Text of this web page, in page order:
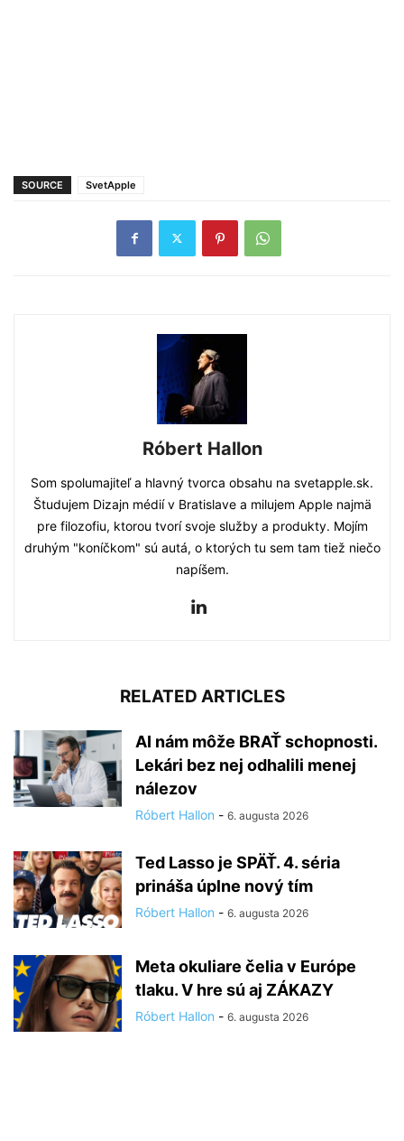
SOURCE SvetApple
Róbert Hallon
Som spolumajiteľ a hlavný tvorca obsahu na svetapple.sk.
Študujem Dizajn médií v Bratislave a milujem Apple najmä
pre filozofiu, ktorou tvorí svoje služby a produkty. Mojím
druhým "koníčkom" sú autá, o ktorých tu sem tam tiež niečo
napíšem.
RELATED ARTICLES
AI nám môže BRAŤ schopnosti.
Lekári bez nej odhalili menej
nálezov
Róbert Hallon - 6. augusta 2026
Ted Lasso je SPÄŤ. 4. séria
prináša úplne nový tím
Róbert Hallon - 6. augusta 2026
Meta okuliare čelia v Európe
tlaku. V hre sú aj ZÁKAZY
Róbert Hallon - 6. augusta 2026